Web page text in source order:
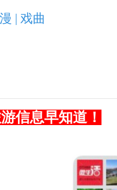
| 戏曲
信息早知道！